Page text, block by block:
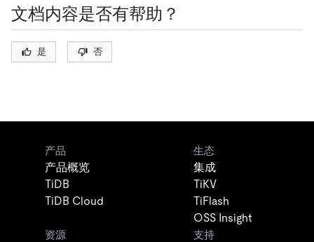
文档内容是否有帮助？
是 否
产品
产品概览
TiDB
TiDB Cloud
生态
集成
TiKV
TiFlash
OSS Insight
资源 支持